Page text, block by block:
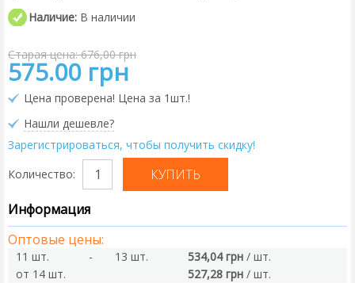
Наличие: В наличии
Старая цена: 676,00 грн
575.00 грн
Цена проверена! Цена за 1шт.!
Нашли дешевле?
Зарегистрироваться, чтобы получить скидку!
Количество:
Информация
Оптовые цены:
11 шт. - 13 шт. 534,04 грн / шт.
от 14 шт.
527,28 грн / шт.